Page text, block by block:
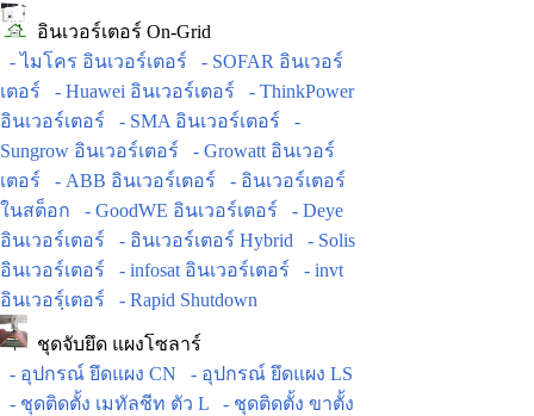
อินเวอร์เตอร์ On-Grid
- ไมโคร อินเวอร์เตอร์
- SOFAR อินเวอร์
เตอร์
- Huawei อินเวอร์เตอร์
- ThinkPower
อินเวอร์เตอร์
- SMA อินเวอร์เตอร์
-
Sungrow อินเวอร์เตอร์
- Growatt อินเวอร์
เตอร์
- ABB อินเวอร์เตอร์
- อินเวอร์เตอร์
ในสต็อก
- GoodWE อินเวอร์เตอร์
- Deye
อินเวอร์เตอร์
- อินเวอร์เตอร์ Hybrid
- Solis
อินเวอร์เตอร์
- infosat อินเวอร์เตอร์
- invt
อินเวอร์ฺเตอร์
- Rapid Shutdown
ชุดจับยึด แผงโซลาร์
- อุปกรณ์ ยึดแผง CN
- อุปกรณ์ ยึดแผง LS
- ชุดติดตั้ง เมทัลชีท ตัว L
- ชุดติดตั้ง ขาตั้ง